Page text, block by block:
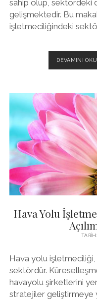
sahip olup, sektördeki
gelişmektedir. Bu
işletmeciliğindeki
DEVAMINI OKU
Hava Yolu
Hava yolu
sektördür.
havayolu şirketlerini
stratejiler geliştirmeye